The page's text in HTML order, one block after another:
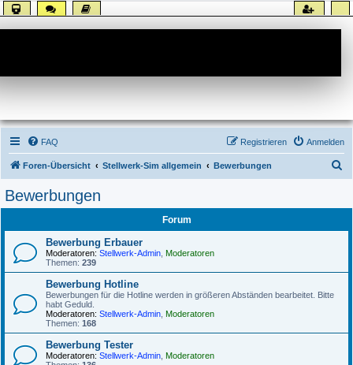
FAQ Anmelden
Registrieren
Foren-Übersicht Stellwerk-Sim allgemein Bewerbungen
Bewerbungen
Forum
Bewerbung Erbauer
Moderatoren: Stellwerk-Admin Moderatoren
Themen: 239
Bewerbung Hotline
Bewerbungen für die Hotline werden in größeren Abständen bearbeitet. Bitte
habt Geduld.
Moderatoren: Stellwerk-Admin Moderatoren
Themen: 168
Bewerbung Tester
Moderatoren: Stellwerk-Admin Moderatoren